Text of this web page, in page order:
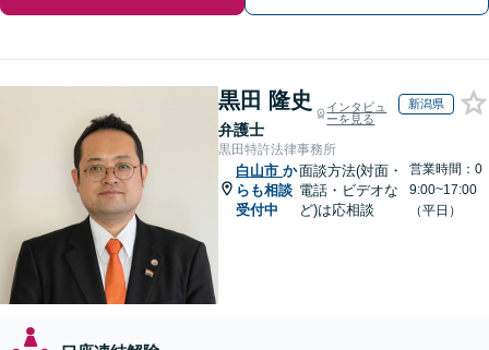
黒田 隆史
弁護士
インタビュ
ーを見る
新潟県
黒田特許法律事務所
白山市 か
らも相談
受付中
面談方法(対面・
電話・ビデオな
ど)は応相談
営業時間：0
9:00~17:00
（平日）